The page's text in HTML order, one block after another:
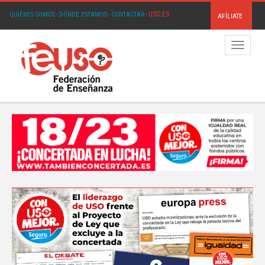
QUIÉNES SOMOS· DÓNDE ESTAMOS· CONTACTAR· USO.ES AFÍLIATE
Menú